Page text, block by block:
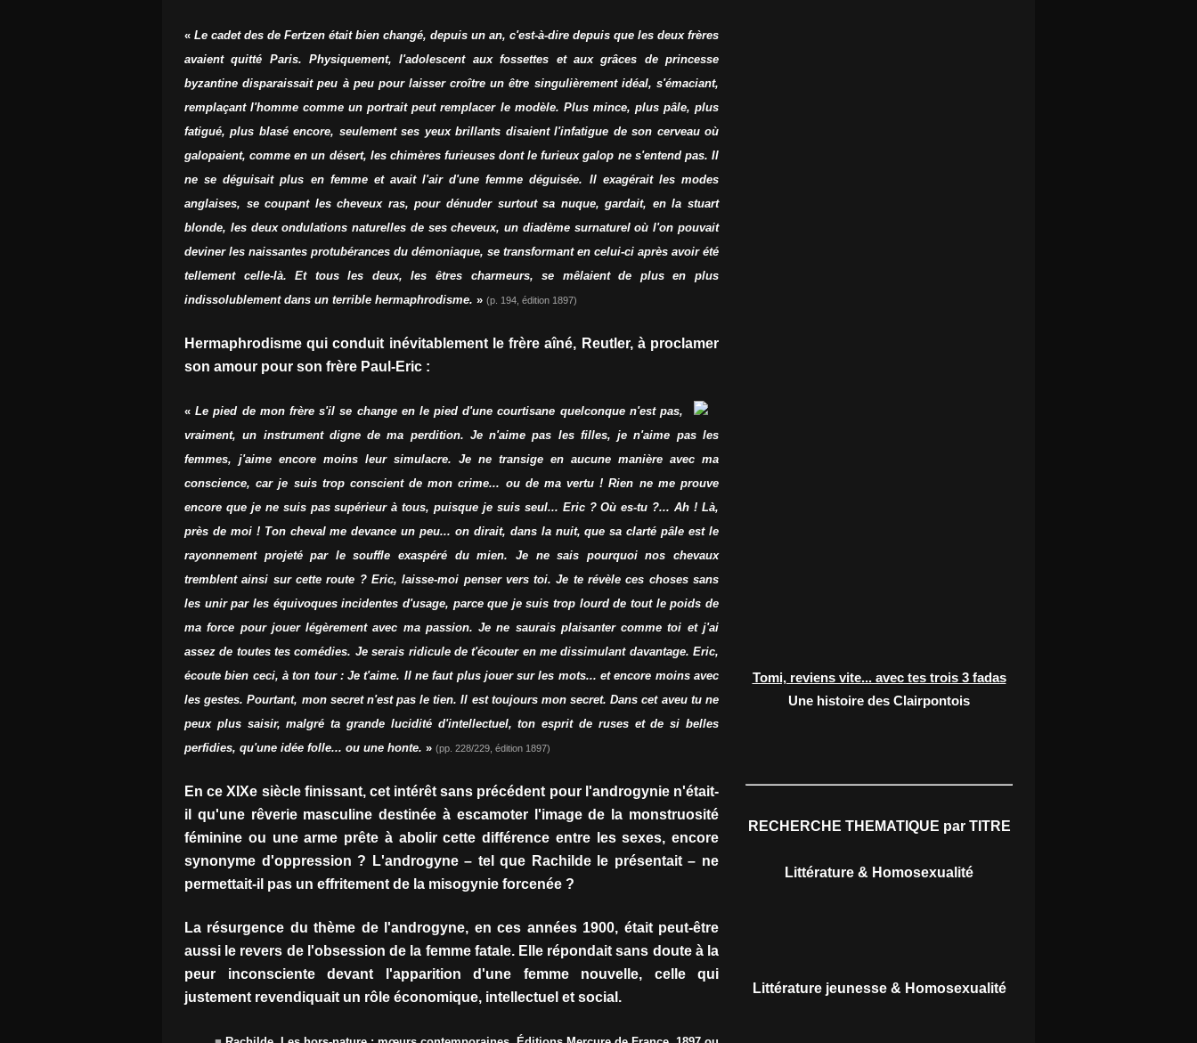
« Le cadet des de Fertzen était bien changé, depuis un an, c'est-à-dire depuis que les deux frères
avaient quitté Paris. Physiquement, l'adolescent aux fossettes et aux grâces de princesse
byzantine disparaissait peu à peu pour laisser croître un être singulièrement idéal, s'émaciant,
remplaçant l'homme comme un portrait peut remplacer le modèle. Plus mince, plus pâle, plus
fatigué, plus blasé encore, seulement ses yeux brillants disaient l'infatigue de son cerveau où
galopaient, comme en un désert, les chimères furieuses dont le furieux galop ne s'entend pas. Il
ne se déguisait plus en femme et avait l'air d'une femme déguisée. Il exagérait les modes
anglaises, se coupant les cheveux ras, pour dénuder surtout sa nuque, gardait, en la stuart
blonde, les deux ondulations naturelles de ses cheveux, un diadème surnaturel où l'on pouvait
deviner les naissantes protubérances du démoniaque, se transformant en celui-ci après avoir été
tellement celle-là. Et tous les deux, les êtres charmeurs, se mêlaient de plus en plus
indissolublement dans un terrible hermaphrodisme. » (p. 194, édition 1897)
Hermaphrodisme qui conduit inévitablement le frère aîné, Reutler, à proclamer
son amour pour son frère Paul-Eric :
«Le pied de mon frère s'il se change en le pied d'une courtisane quelconque n'est pas,
vraiment, un instrument digne de ma perdition. Je n'aime pas les filles, je n'aime pas les
femmes, j'aime encore moins leur simulacre. Je ne transige en aucune manière avec ma
conscience, car je suis trop conscient de mon crime... ou de ma vertu ! Rien ne me prouve
encore que je ne suis pas supérieur à tous, puisque je suis seul... Eric ? Où es-tu ?... Ah ! Là,
près de moi ! Ton cheval me devance un peu... on dirait, dans la nuit, que sa clarté pâle est le
rayonnement projeté par le souffle exaspéré du mien. Je ne sais pourquoi nos chevaux
tremblent ainsi sur cette route ? Eric, laisse-moi penser vers toi. Je te révèle ces choses sans
les unir par les équivoques incidentes d'usage, parce que je suis trop lourd de tout le poids de
ma force pour jouer légèrement avec ma passion. Je ne saurais plaisanter comme toi et j'ai
assez de toutes tes comédies. Je serais ridicule de t'écouter en me dissimulant davantage. Eric,
écoute bien ceci, à ton tour : Je t'aime. Il ne faut plus jouer sur les mots... et encore moins avec
les gestes. Pourtant, mon secret n'est pas le tien. Il est toujours mon secret. Dans cet aveu tu ne
peux plus saisir, malgré ta grande lucidité d'intellectuel, ton esprit de ruses et de si belles
perfidies, qu'une idée folle... ou une honte. » (pp. 228/229, édition 1897)
En ce XIXe siècle finissant, cet intérêt sans précédent pour l'androgynie n'était-
il qu'une rêverie masculine destinée à escamoter l'image de la monstruosité
féminine ou une arme prête à abolir cette différence entre les sexes, encore
synonyme d'oppression ? L'androgyne – tel que Rachilde le présentait – ne
permettait-il pas un effritement de la misogynie forcenée ?
La résurgence du thème de l'androgyne, en ces années 1900, était peut-être
aussi le revers de l'obsession de la femme fatale. Elle répondait sans doute à la
peur inconsciente devant l'apparition d'une femme nouvelle, celle qui
justement revendiquait un rôle économique, intellectuel et social.
Tomi, reviens vite... avec tes trois 3 fadas
Une histoire des Clairpontois
RECHERCHE THEMATIQUE par TITRE
Littérature & Homosexualité
Littérature jeunesse & Homosexualité